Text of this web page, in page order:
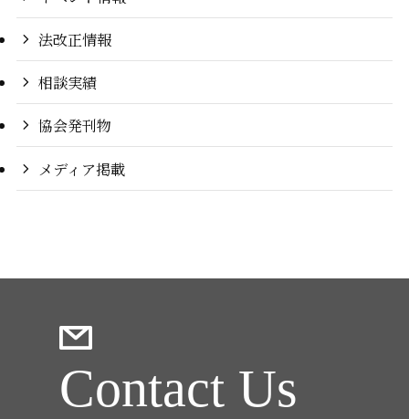
法改正情報
相談実績
協会発刊物
メディア掲載
Contact Us